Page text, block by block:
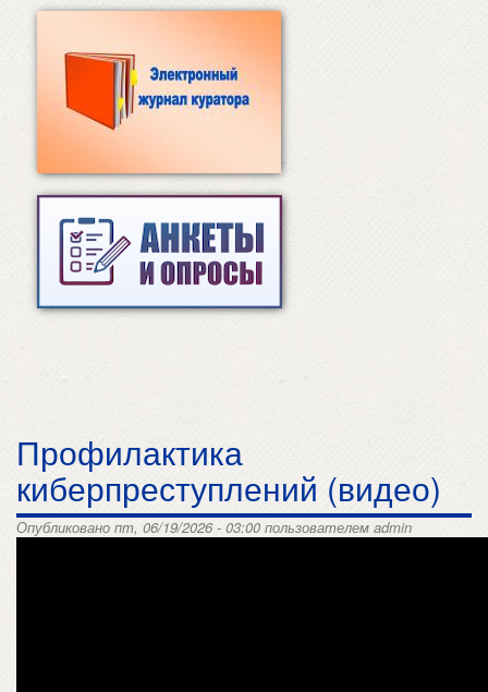
Профилактика
киберпреступлений (видео)
Опубликовано пт, 06/19/2026 - 03:00 пользователем admin